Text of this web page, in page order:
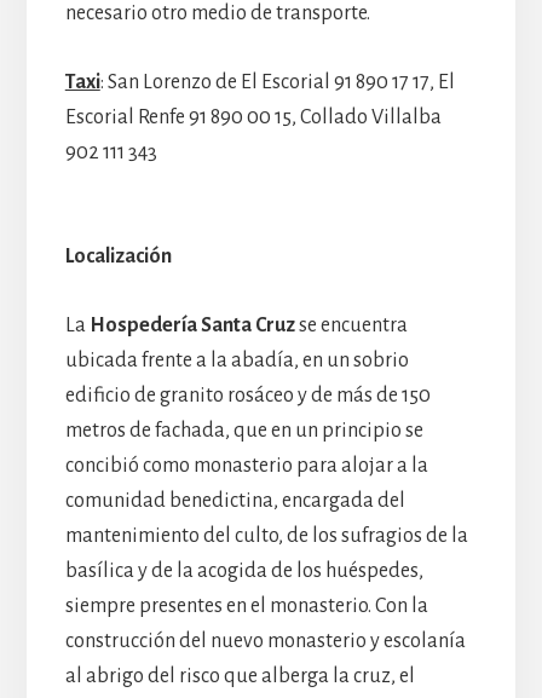
necesario otro medio de transporte.
Taxi: San Lorenzo de El Escorial 91 890 17 17, El
Escorial Renfe 91 890 00 15, Collado Villalba
902 111 343
Localización
La Hospedería Santa Cruzse encuentra
ubicada frente a la abadía, en un sobrio
edificio de granito rosáceo y de más de 150
metros de fachada, que en un principio se
concibió como monasterio para alojar a la
comunidad benedictina, encargada del
mantenimiento del culto, de los sufragios de la
basílica y de la acogida de los huéspedes,
siempre presentes en el monasterio. Con la
construcción del nuevo monasterio y escolanía
al abrigo del risco que alberga la cruz, el